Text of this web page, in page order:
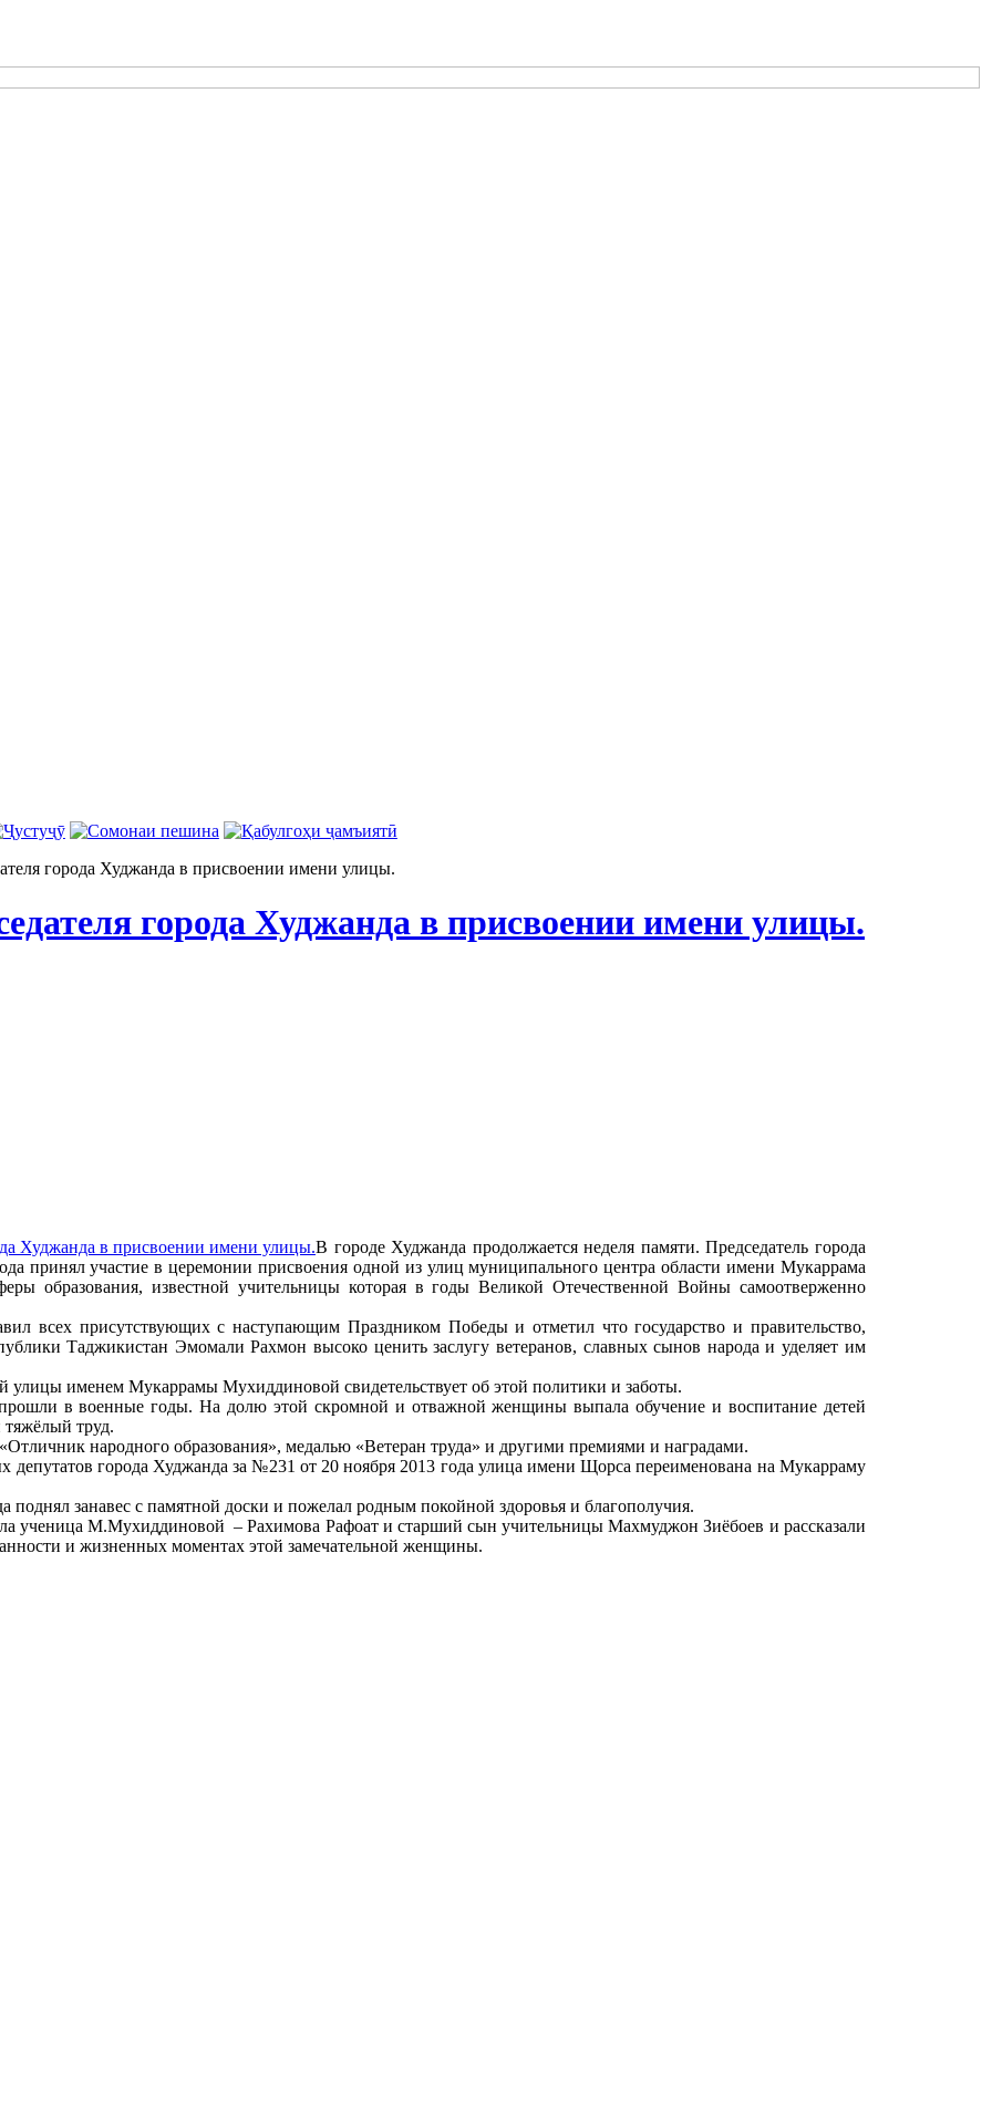
города Худжанда в присвоении имени улицы.
города Худжанда в присвоении имени улицы.
В городе Худжанда продолжается неделя памяти. Председатель города
принял участие в церемонии присвоения одной из улиц муниципального центра области имени Мукаррама
образования, известной учительницы которая в годы Великой Отечественной Войны самоотверженно
всех присутствующих с наступающим Праздником Победы и отметил что государство и правительство,
Таджикистан Эмомали Рахмон высоко ценить заслугу ветеранов, славных сынов народа и уделяет им
именем Мукаррамы Мухиддиновой свидетельствует об этой политики и заботы.
в военные годы. На долю этой скромной и отважной женщины выпала обучение и воспитание детей
тяжёлый труд.
народного образования», медалью «Ветеран труда» и другими премиями и наградами.
депутатов города Худжанда за №231 от 20 ноября 2013 года улица имени Щорса переименована на Мукарраму
поднял занавес с памятной доски и пожелал родным покойной здоровья и благополучия.
ученица М.Мухиддиновой – Рахимова Рафоат и старший сын учительницы Махмуджон Зиёбоев и рассказали
и жизненных моментах этой замечательной женщины.